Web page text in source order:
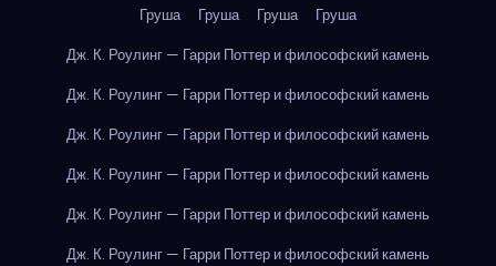
Груша
Груша Груша
Груша
Дж. К. Роулинг — Гарри Поттер и философский камень
Дж. К. Роулинг — Гарри Поттер и философский камень
Дж. К. Роулинг — Гарри Поттер и философский камень
Дж. К. Роулинг — Гарри Поттер и философский камень
Дж. К. Роулинг — Гарри Поттер и философский камень
Дж. К. Роулинг — Гарри Поттер и философский камень